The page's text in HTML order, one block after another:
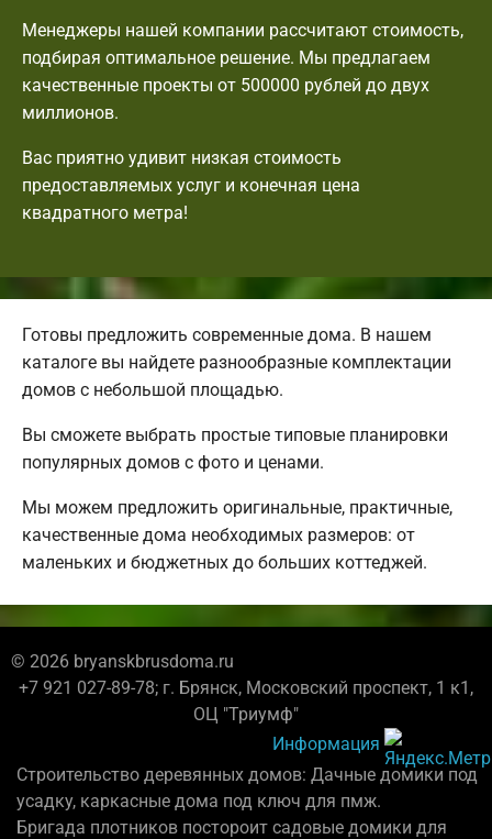
Менеджеры нашей компании рассчитают стоимость,
подбирая оптимальное решение. Мы предлагаем
качественные проекты от 500000 рублей до двух
миллионов.
Вас приятно удивит низкая стоимость
предоставляемых услуг и конечная цена
квадратного метра!
Готовы предложить современные дома. В нашем
каталоге вы найдете разнообразные комплектации
домов с небольшой площадью.
Вы сможете выбрать простые типовые планировки
популярных домов с фото и ценами.
Мы можем предложить оригинальные, практичные,
качественные дома необходимых размеров: от
маленьких и бюджетных до больших коттеджей.
© 2026 bryanskbrusdoma.ru
+7 921 027-89-78; г. Брянск, Московский проспект, 1 к1,
ОЦ "Триумф"
Информация
Строительство деревянных домов: Дачные домики под
усадку, каркасные дома под ключ для пмж.
Бригада плотников постороит садовые домики для